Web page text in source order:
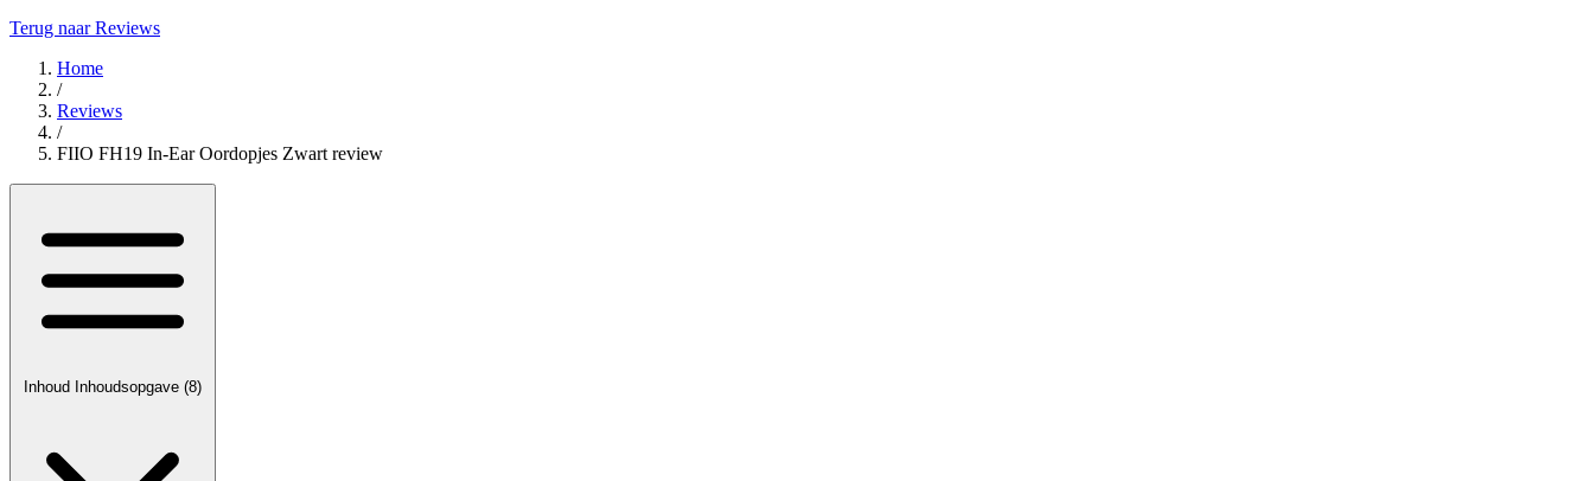
Terug naar Reviews
Home
/
Reviews
/
FIIO FH19 In-Ear Oordopjes Zwart review
Inhoud Inhoudsopgave (8)